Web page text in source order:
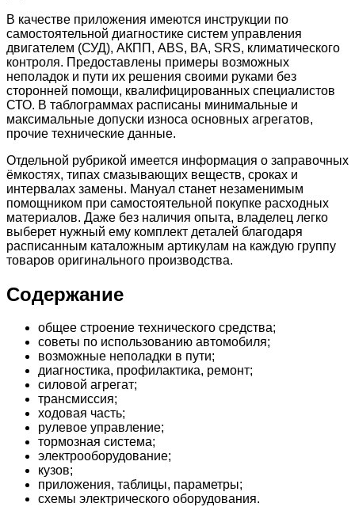
В качестве приложения имеются инструкции по
самостоятельной диагностике систем управления
двигателем (СУД), АКПП, ABS, BA, SRS, климатического
контроля. Предоставлены примеры возможных
неполадок и пути их решения своими руками без
сторонней помощи, квалифицированных специалистов
СТО. В таблограммах расписаны минимальные и
максимальные допуски износа основных агрегатов,
прочие технические данные.
Отдельной рубрикой имеется информация о заправочных
ёмкостях, типах смазывающих веществ, сроках и
интервалах замены. Мануал станет незаменимым
помощником при самостоятельной покупке расходных
материалов. Даже без наличия опыта, владелец легко
выберет нужный ему комплект деталей благодаря
расписанным каталожным артикулам на каждую группу
товаров оригинального производства.
Содержание
общее строение технического средства;
советы по использованию автомобиля;
возможные неполадки в пути;
диагностика, профилактика, ремонт;
силовой агрегат;
трансмиссия;
ходовая часть;
рулевое управление;
тормозная система;
электрооборудование;
кузов;
приложения, таблицы, параметры;
схемы электрического оборудования.